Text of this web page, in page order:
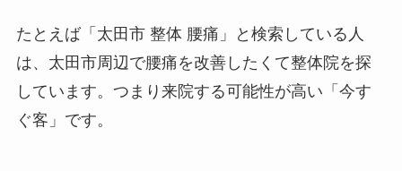
たとえば「太田市 整体 腰痛」と検索している人
は、太田市周辺で腰痛を改善したくて整体院を探
しています。つまり来院する可能性が高い「今す
ぐ客」です。